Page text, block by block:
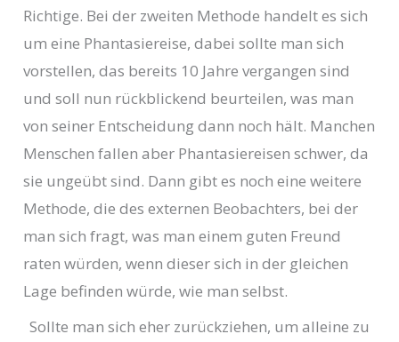
Richtige. Bei der zweiten Methode handelt es sich
um eine Phantasiereise, dabei sollte man sich
vorstellen, das bereits 10 Jahre vergangen sind
und soll nun rückblickend beurteilen, was man
von seiner Entscheidung dann noch hält. Manchen
Menschen fallen aber Phantasiereisen schwer, da
sie ungeübt sind. Dann gibt es noch eine weitere
Methode, die des externen Beobachters, bei der
man sich fragt, was man einem guten Freund
raten würden, wenn dieser sich in der gleichen
Lage befinden würde, wie man selbst.
Sollte man sich eher zurückziehen, um alleine zu